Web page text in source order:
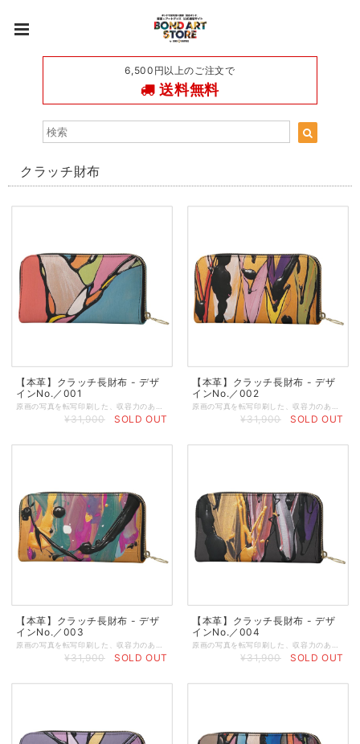
6,500円以上のご注文で
送料無料
クラッチ財布
【本革】クラッチ長財布 - デザ
インNo.／001
¥31,900 SOLD OUT
【本革】クラッチ長財布 - デザ
インNo.／002
¥31,900 SOLD OUT
【本革】クラッチ長財布 - デザ
インNo.／003
¥31,900 SOLD OUT
【本革】クラッチ長財布 - デザ
インNo.／004
¥31,900 SOLD OUT